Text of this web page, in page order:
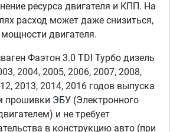
ресурса двигателя и КПП. На
расход может даже снизиться,
двигателя.
Фаэтон 3.0 TDI Турбо дизель
2004, 2005, 2006, 2007, 2008,
2013, 2014, 2016 годов выпуска
прошивки ЭБУ (Электронного
и не требует
в конструкцию авто (при